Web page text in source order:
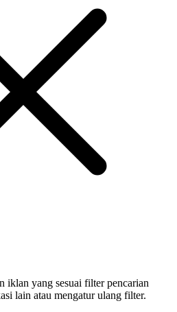
iklan yang sesuai filter pencarian
lain atau mengatur ulang filter.